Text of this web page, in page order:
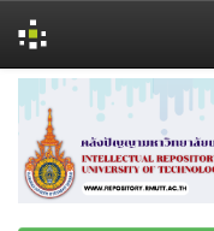
navigation